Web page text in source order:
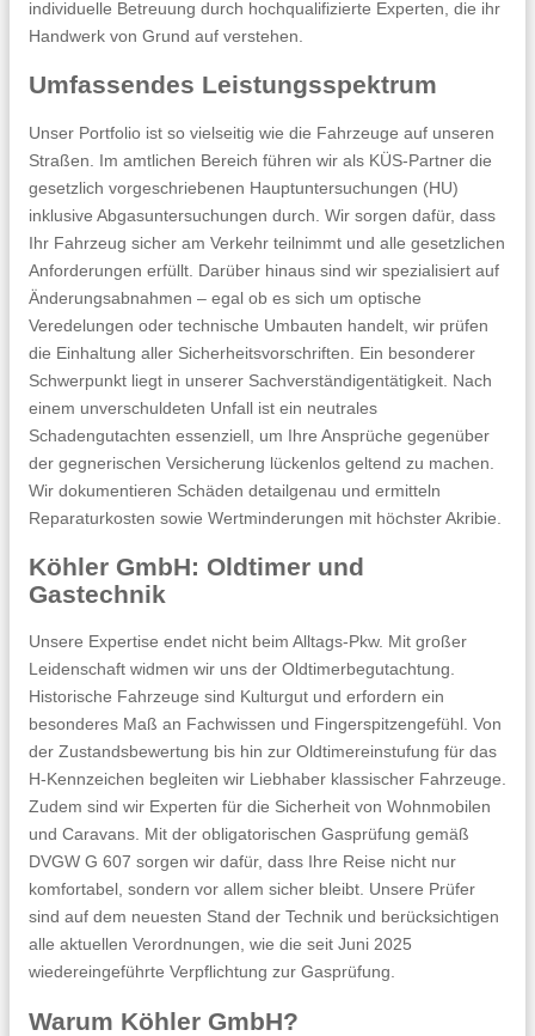
individuelle Betreuung durch hochqualifizierte Experten, die ihr
Handwerk von Grund auf verstehen.
Umfassendes Leistungsspektrum
Unser Portfolio ist so vielseitig wie die Fahrzeuge auf unseren
Straßen. Im amtlichen Bereich führen wir als KÜS-Partner die
gesetzlich vorgeschriebenen Hauptuntersuchungen (HU)
inklusive Abgasuntersuchungen durch. Wir sorgen dafür, dass
Ihr Fahrzeug sicher am Verkehr teilnimmt und alle gesetzlichen
Anforderungen erfüllt. Darüber hinaus sind wir spezialisiert auf
Änderungsabnahmen – egal ob es sich um optische
Veredelungen oder technische Umbauten handelt, wir prüfen
die Einhaltung aller Sicherheitsvorschriften. Ein besonderer
Schwerpunkt liegt in unserer Sachverständigentätigkeit. Nach
einem unverschuldeten Unfall ist ein neutrales
Schadengutachten essenziell, um Ihre Ansprüche gegenüber
der gegnerischen Versicherung lückenlos geltend zu machen.
Wir dokumentieren Schäden detailgenau und ermitteln
Reparaturkosten sowie Wertminderungen mit höchster Akribie.
Köhler GmbH: Oldtimer und
Gastechnik
Unsere Expertise endet nicht beim Alltags-Pkw. Mit großer
Leidenschaft widmen wir uns der Oldtimerbegutachtung.
Historische Fahrzeuge sind Kulturgut und erfordern ein
besonderes Maß an Fachwissen und Fingerspitzengefühl. Von
der Zustandsbewertung bis hin zur Oldtimereinstufung für das
H-Kennzeichen begleiten wir Liebhaber klassischer Fahrzeuge.
Zudem sind wir Experten für die Sicherheit von Wohnmobilen
und Caravans. Mit der obligatorischen Gasprüfung gemäß
DVGW G 607 sorgen wir dafür, dass Ihre Reise nicht nur
komfortabel, sondern vor allem sicher bleibt. Unsere Prüfer
sind auf dem neuesten Stand der Technik und berücksichtigen
alle aktuellen Verordnungen, wie die seit Juni 2025
wiedereingeführte Verpflichtung zur Gasprüfung.
Warum Köhler GmbH?